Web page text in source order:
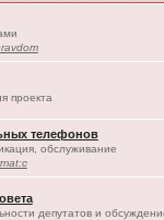
проекта
телефонов
обслуживание
депутатов и